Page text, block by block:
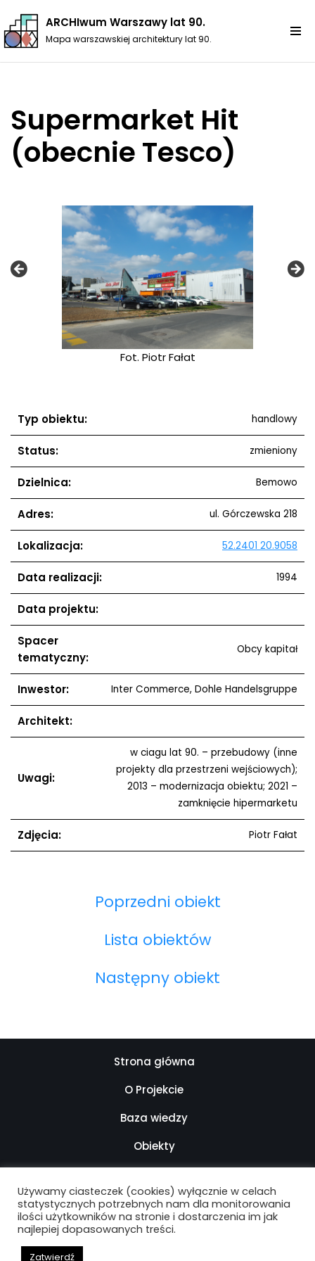
Przejdź
ARCHIwum Warszawy lat 90.
Mapa warszawskiej architektury lat 90.
Supermarket Hit
(obecnie Tesco)
Fot. Piotr Fałat
Typ obiektu: handlowy
Status: zmieniony
Dzielnica: Bemowo
Adres: ul. Górczewska 218
Lokalizacja: 52.2401 20.9058
Data realizacji: 1994
Data projektu:
Spacer
tematyczny:
Obcy kapitał
Inwestor: Inter Commerce, Dohle Handelsgruppe
Architekt:
Uwagi:
w ciagu lat 90. – przebudowy (inne
projekty dla przestrzeni wejściowych);
2013 – modernizacja obiektu; 2021 –
zamknięcie hipermarketu
Zdjęcia: Piotr Fałat
Poprzedni obiekt
Lista obiektów
Następny obiekt
Strona główna
O Projekcie
Baza wiedzy
Obiekty
Mapa strony
Deklaracja dostępności
Używamy ciasteczek (cookies) wyłącznie w celach
statystycznych potrzebnych nam dla monitorowania
ilości użytkowników na stronie i dostarczenia im jak
najlepiej dopasowanych treści.
Zatwierdź